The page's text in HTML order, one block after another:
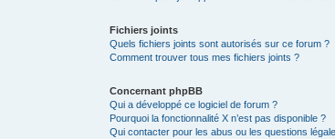
Fichiers joints
Quels fichiers joints sont autorisés sur ce forum ?
Comment trouver tous mes fichiers joints ?
Concernant phpBB
Qui a développé ce logiciel de forum ?
Pourquoi la fonctionnalité X n’est pas disponible ?
Qui contacter pour les abus ou les questions